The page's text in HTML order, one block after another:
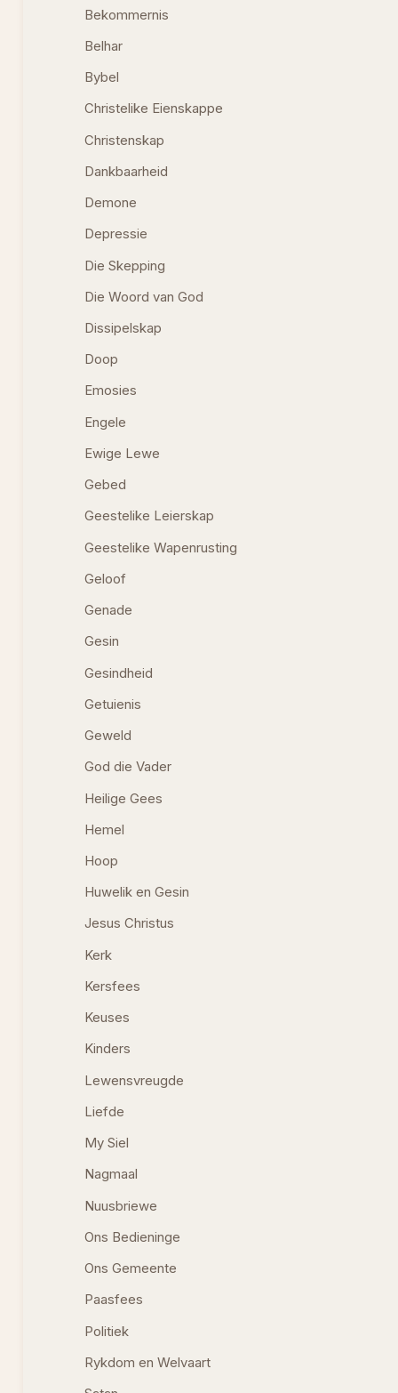
Bekommernis
Belhar
Bybel
Christelike Eienskappe
Christenskap
Dankbaarheid
Demone
Depressie
Die Skepping
Die Woord van God
Dissipelskap
Doop
Emosies
Engele
Ewige Lewe
Gebed
Geestelike Leierskap
Geestelike Wapenrusting
Geloof
Genade
Gesin
Gesindheid
Getuienis
Geweld
God die Vader
Heilige Gees
Hemel
Hoop
Huwelik en Gesin
Jesus Christus
Kerk
Kersfees
Keuses
Kinders
Lewensvreugde
Liefde
My Siel
Nagmaal
Nuusbriewe
Ons Bedieninge
Ons Gemeente
Paasfees
Politiek
Rykdom en Welvaart